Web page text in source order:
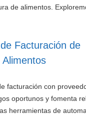
de alimentos.
Facturación de
facturación con
oportunos y fomenta
herramientas de